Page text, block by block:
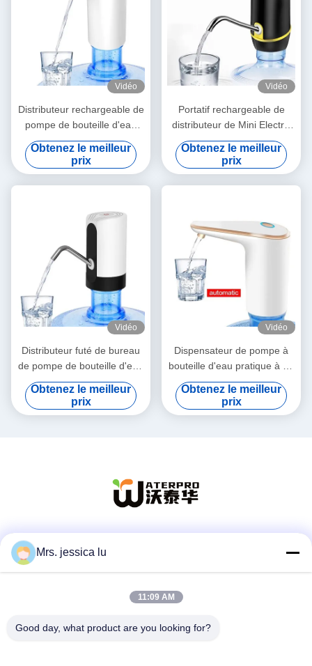
Vidéo
Distributeur rechargeable de
pompe de bouteille d'eau
d'USB automatique pour le
barbecue d'extérieur
Obtenez le meilleur
prix
Vidéo
Portatif rechargeable de
distributeur de Mini Electric
Water Bottle Pump pour la
maison
Obtenez le meilleur
prix
Vidéo
Distributeur futé de bureau
de pompe de bouteille d'eau
5V 4W pour l'école de
bureau
Obtenez le meilleur
prix
Vidéo
Dispensateur de pompe à
bouteille d'eau pratique à un
bouton pour bouteilles de 2
à 5 gallons
Obtenez le meilleur
prix
Les réseaux sociaux
Mrs. jessica lu
11:09 AM
Good day, what product are you looking for?